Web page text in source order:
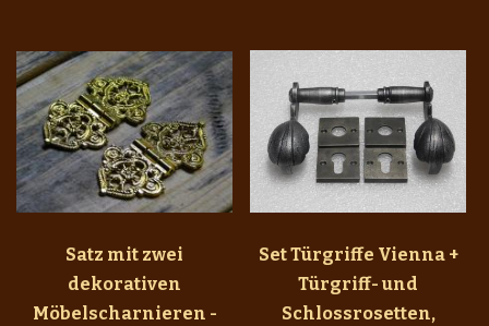
Satz mit zwei
dekorativen
Möbelscharnieren -
Set Türgriffe Vienna +
Türgriff- und
Schlossrosetten,